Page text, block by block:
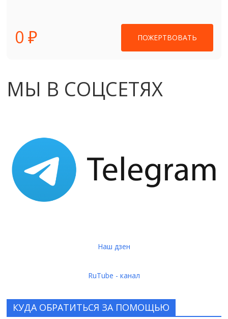
0 ₽ ПОЖЕРТВОВАТЬ
МЫ В СОЦСЕТЯХ
Наш дзен
RuTube - канал
КУДА ОБРАТИТЬСЯ ЗА ПОМОЩЬЮ